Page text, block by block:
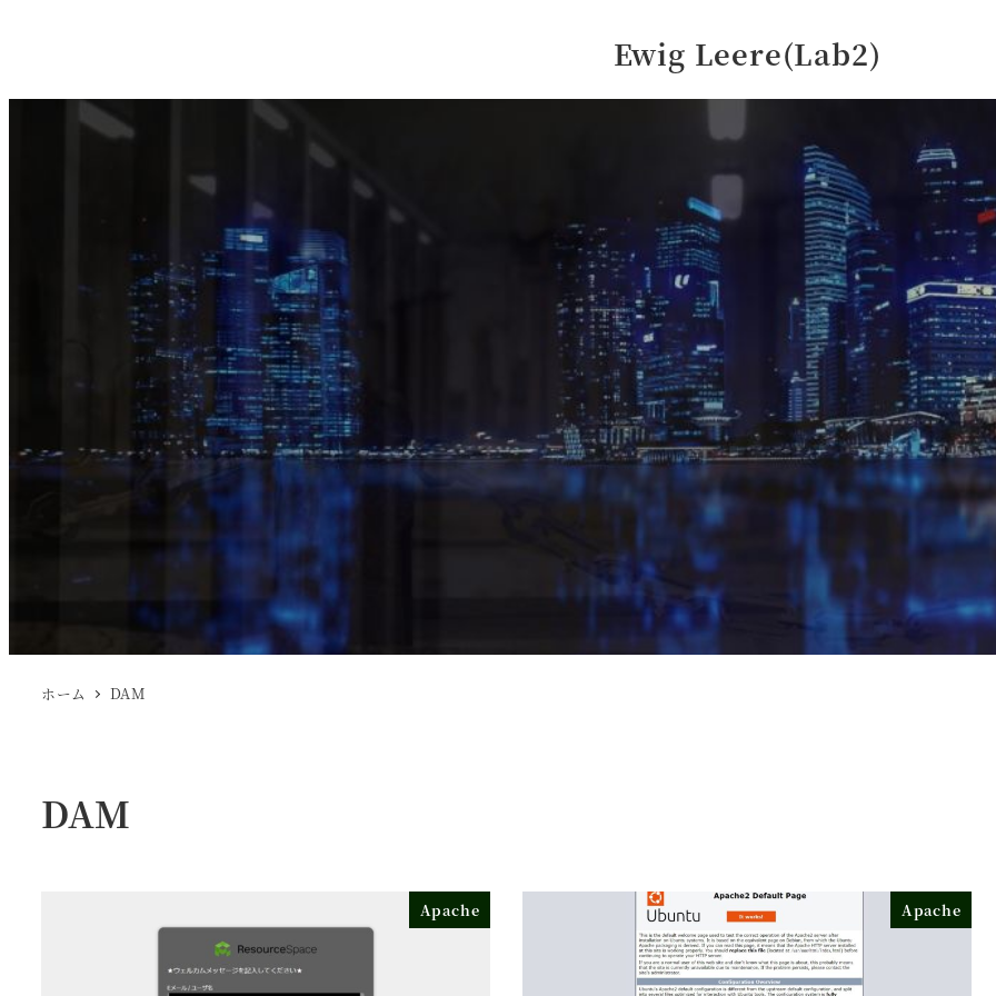
Ewig Leere(Lab2)
ホーム DAM
DAM
Apache Apache